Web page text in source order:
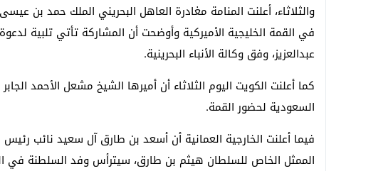
والثلاثاء، أعلنت المنامة مغادرة العاهل البحريني الملك حمد بن
في القمة الخليجية الأميركية وأوضحت أن المشاركة تأتي تلبية
عبدالعزيز، وفق وكالة الأنباء البحرينية.
كما أعلنت الكويت اليوم الثلاثاء أن أميرها الشيخ مشعل الأحمد الجابر
السعودية لحضور القمة.
فيما أعلنت الخارجية العمانية أن أسعد بن طارق آل سعيد نائب رئيس
الممثل الخاص للسلطان هيثم بن طارق، سيترأس وفد السلطنة في